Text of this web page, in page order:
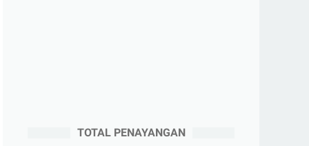
April 2025 (5)
TOTAL PENAYANGAN